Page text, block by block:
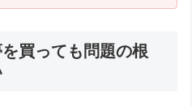
を買っても問題の根